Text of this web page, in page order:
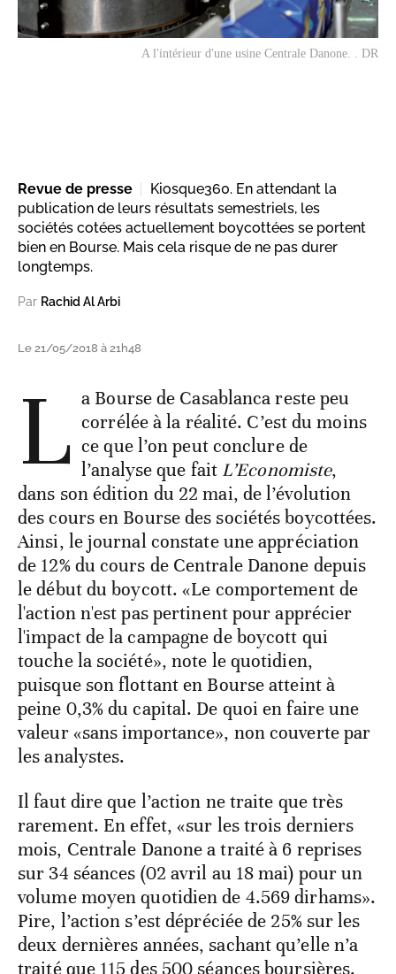
A l'intérieur d'une usine Centrale Danone. . DR
Revue de presse
Kiosque360. En attendant la
publication de leurs résultats semestriels, les
sociétés cotées actuellement boycottées se portent
bien en Bourse. Mais cela risque de ne pas durer
longtemps.
Par Rachid Al Arbi
Le 21/05/2018 à 21h48
L a Bourse de Casablanca reste peu
corrélée à la réalité. C’est du moins
ce que l’on peut conclure de
l’analyse que fait L’Economiste,
dans son édition du 22 mai, de l’évolution
des cours en Bourse des sociétés boycottées.
Ainsi, le journal constate une appréciation
de 12% du cours de Centrale Danone depuis
le début du boycott. «Le comportement de
l'action n'est pas pertinent pour apprécier
l'impact de la campagne de boycott qui
touche la société», note le quotidien,
puisque son flottant en Bourse atteint à
peine 0,3% du capital. De quoi en faire une
valeur «sans importance», non couverte par
les analystes.
Il faut dire que l’action ne traite que très
rarement. En effet, «sur les trois derniers
mois, Centrale Danone a traité à 6 reprises
sur 34 séances (02 avril au 18 mai) pour un
volume moyen quotidien de 4.569 dirhams».
Pire, l’action s’est dépréciée de 25% sur les
deux dernières années, sachant qu’elle n’a
traité que 115 des 500 séances boursières.